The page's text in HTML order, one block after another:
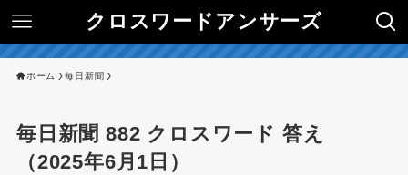
クロスワードアンサーズ
ホーム 毎日新聞
毎日新聞 882 クロスワード 答え
（2025年6月1日）